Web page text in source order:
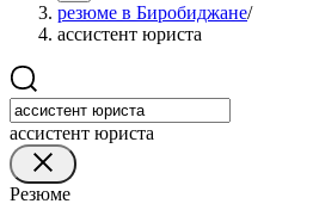
резюме в Биробиджане/
ассистент юриста
ассистент юриста
Резюме